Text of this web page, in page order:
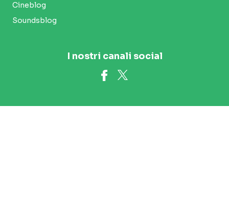
Cineblog
Soundsblog
I nostri canali social